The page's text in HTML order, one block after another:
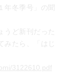
冬季号」の聞
うど新刊だった
みたら、「はじ